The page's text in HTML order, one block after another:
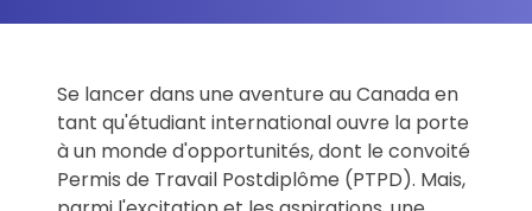
Se lancer dans une aventure au Canada en
tant qu'étudiant international ouvre la porte
à un monde d'opportunités, dont le convoité
Permis de Travail Postdiplôme (PTPD). Mais,